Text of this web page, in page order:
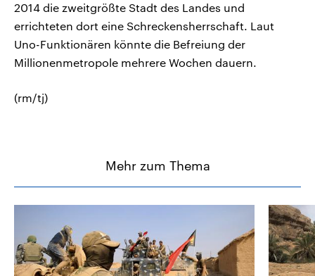
2014 die zweitgrößte Stadt des Landes und
errichteten dort eine Schreckensherrschaft. Laut
Uno-Funktionären könnte die Befreiung der
Millionenmetropole mehrere Wochen dauern.
(rm/tj)
Mehr zum Thema